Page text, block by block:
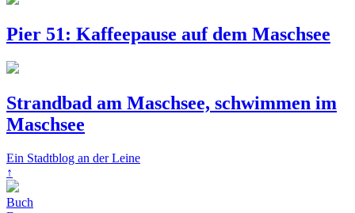
Pier 51: Kaffeepause auf dem Maschsee
Strandbad am Maschsee, schwimmen im
Maschsee
Ein Stadtblog an der Leine
↑
Buch